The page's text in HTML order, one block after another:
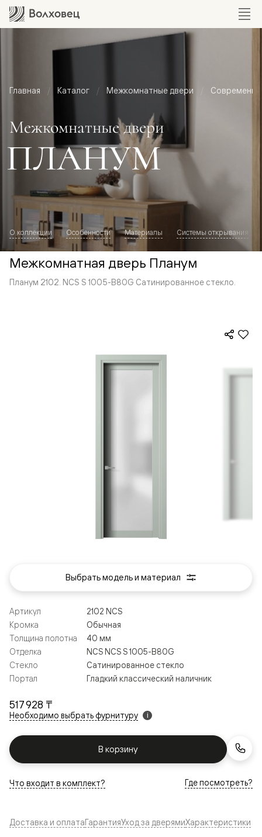
Главная Каталог Межкомнатные двери
Межкомнатные двери
ПЛАНУМ
О коллекции Особенности Материалы Системы открывания
Межкомнатная дверь Планум
Планум 2102. NCS S 1005-B80G Сатинированное стекло.
517 928 ₸
Необходимо выбрать фурнитуру i
В корзину
Артикул
2102 NCS
Кромка
Обычная
Толщина полотна
40 мм
Отделка
NCS NCS S 1005-B80G
Стекло
Сатинированное стекло
Портал
Гладкий классический наличник
Что входит в комплект? Где посмотреть?
Выбрать модель и материал
Доставка и оплатаГарантияУход за дверямиХарактеристики